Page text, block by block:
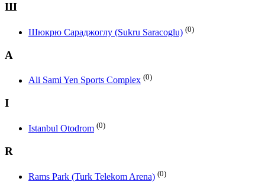
Ш
Шюкрю Сараджоглу (Sukru Saracoglu) (0)
A
Ali Sami Yen Sports Complex (0)
I
Istanbul Otodrom (0)
R
Rams Park (Turk Telekom Arena) (0)